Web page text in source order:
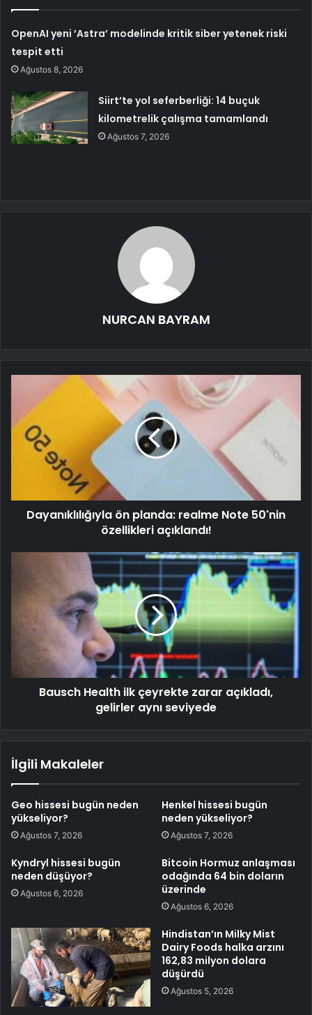
OpenAI yeni ’Astra’ modelinde kritik siber yetenek riski
tespit etti
Ağustos 8, 2026
Siirt’te yol seferberliği: 14 buçuk
kilometrelik çalışma tamamlandı
Ağustos 7, 2026
NURCAN BAYRAM
Dayanıklılığıyla ön planda: realme Note 50'nin
özellikleri açıklandı!
Bausch Health ilk çeyrekte zarar açıkladı,
gelirler aynı seviyede
İlgili Makaleler
Geo hissesi bugün neden
yükseliyor?
Ağustos 7, 2026
Henkel hissesi bugün
neden yükseliyor?
Ağustos 7, 2026
Kyndryl hissesi bugün
neden düşüyor?
Ağustos 6, 2026
Bitcoin Hormuz anlaşması
odağında 64 bin doların
üzerinde
Ağustos 6, 2026
Hindistan’ın Milky Mist
Dairy Foods halka arzını
162,83 milyon dolara
düşürdü
Ağustos 5, 2026